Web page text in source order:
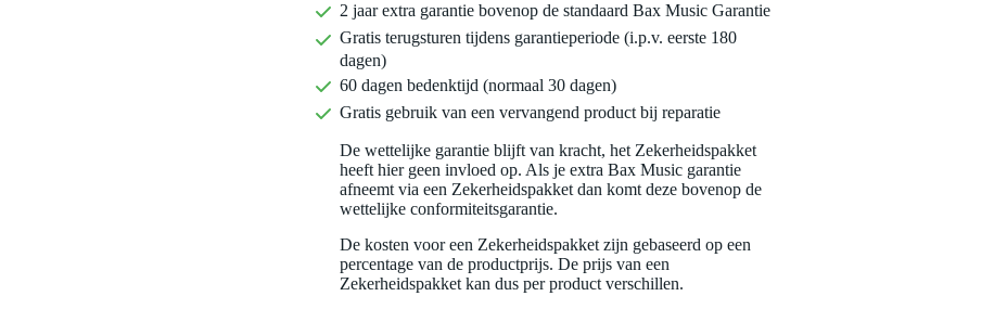
2 jaar extra garantie bovenop de standaard Bax Music Garantie
Gratis terugsturen tijdens garantieperiode (i.p.v. eerste 180
dagen)
60 dagen bedenktijd (normaal 30 dagen)
Gratis gebruik van een vervangend product bij reparatie
De wettelijke garantie blijft van kracht, het Zekerheidspakket
heeft hier geen invloed op. Als je extra Bax Music garantie
afneemt via een Zekerheidspakket dan komt deze bovenop de
wettelijke conformiteitsgarantie.
De kosten voor een Zekerheidspakket zijn gebaseerd op een
percentage van de productprijs. De prijs van een
Zekerheidspakket kan dus per product verschillen.